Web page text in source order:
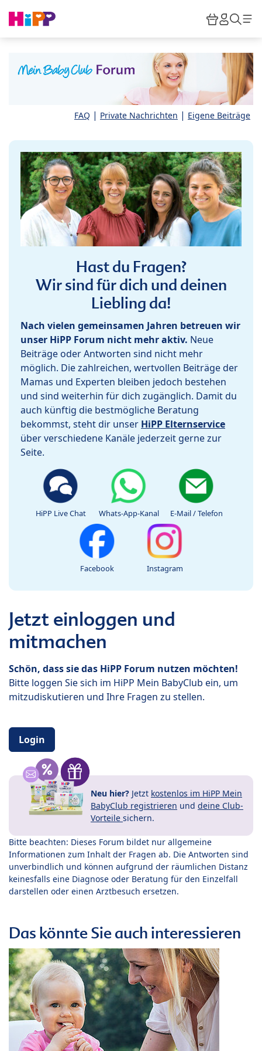
HiPP
FAQ | Private Nachrichten | Eigene Beiträge
Hast du Fragen?
Wir sind für dich und deinen
Liebling da!
Nach vielen gemeinsamen Jahren betreuen wir
unser HiPP Forum nicht mehr aktiv. Neue
Beiträge oder Antworten sind nicht mehr
möglich. Die zahlreichen, wertvollen Beiträge der
Mamas und Experten bleiben jedoch bestehen
und sind weiterhin für dich zugänglich. Damit du
auch künftig die bestmögliche Beratung
bekommst, steht dir unser HiPP Elternservice
über verschiedene Kanäle jederzeit gerne zur
Seite.
HiPP Live Chat Whats-App-Kanal E-Mail / Telefon
Facebook Instagram
Jetzt einloggen und
mitmachen
Schön, dass sie das HiPP Forum nutzen möchten!
Bitte loggen Sie sich im HiPP Mein BabyClub ein, um
mitzudiskutieren und Ihre Fragen zu stellen.
Login
Neu hier? Jetzt kostenlos im HiPP Mein
BabyClub registrieren und deine Club-
Vorteile sichern.
Bitte beachten: Dieses Forum bildet nur allgemeine
Informationen zum Inhalt der Fragen ab. Die Antworten sind
unverbindlich und können aufgrund der räumlichen Distanz
keinesfalls eine Diagnose oder Beratung für den Einzelfall
darstellen oder einen Arztbesuch ersetzen.
Das könnte Sie auch interessieren